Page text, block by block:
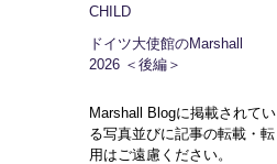
CHILD
ドイツ大使館のMarshall
2026 ＜後編＞
Marshall Blogに掲載されてい
る写真並びに記事の転載・転
用はご遠慮ください。